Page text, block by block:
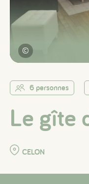
©
6 personnes
Le gîte
CELON